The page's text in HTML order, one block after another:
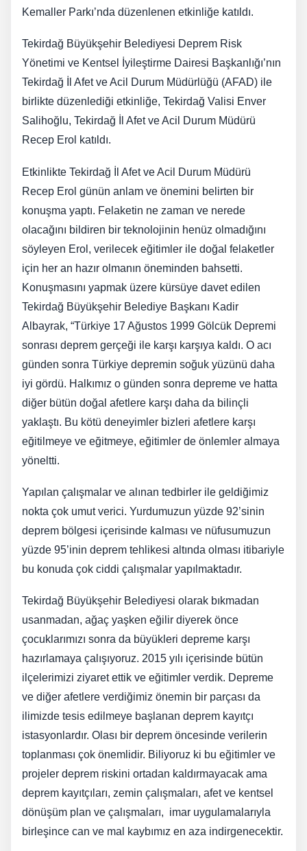
Kemaller Parkı’nda düzenlenen etkinliğe katıldı.
Tekirdağ Büyükşehir Belediyesi Deprem Risk
Yönetimi ve Kentsel İyileştirme Dairesi Başkanlığı’nın
Tekirdağ İl Afet ve Acil Durum Müdürlüğü (AFAD) ile
birlikte düzenlediği etkinliğe, Tekirdağ Valisi Enver
Salihoğlu, Tekirdağ İl Afet ve Acil Durum Müdürü
Recep Erol katıldı.
Etkinlikte Tekirdağ İl Afet ve Acil Durum Müdürü
Recep Erol günün anlam ve önemini belirten bir
konuşma yaptı. Felaketin ne zaman ve nerede
olacağını bildiren bir teknolojinin henüz olmadığını
söyleyen Erol, verilecek eğitimler ile doğal felaketler
için her an hazır olmanın öneminden bahsetti.
Konuşmasını yapmak üzere kürsüye davet edilen
Tekirdağ Büyükşehir Belediye Başkanı Kadir
Albayrak, “Türkiye 17 Ağustos 1999 Gölcük Depremi
sonrası deprem gerçeği ile karşı karşıya kaldı. O acı
günden sonra Türkiye depremin soğuk yüzünü daha
iyi gördü. Halkımız o günden sonra depreme ve hatta
diğer bütün doğal afetlere karşı daha da bilinçli
yaklaştı. Bu kötü deneyimler bizleri afetlere karşı
eğitilmeye ve eğitmeye, eğitimler de önlemler almaya
yöneltti.
Yapılan çalışmalar ve alınan tedbirler ile geldiğimiz
nokta çok umut verici. Yurdumuzun yüzde 92’sinin
deprem bölgesi içerisinde kalması ve nüfusumuzun
yüzde 95’inin deprem tehlikesi altında olması itibariyle
bu konuda çok ciddi çalışmalar yapılmaktadır.
Tekirdağ Büyükşehir Belediyesi olarak bıkmadan
usanmadan, ağaç yaşken eğilir diyerek önce
çocuklarımızı sonra da büyükleri depreme karşı
hazırlamaya çalışıyoruz. 2015 yılı içerisinde bütün
ilçelerimizi ziyaret ettik ve eğitimler verdik. Depreme
ve diğer afetlere verdiğimiz önemin bir parçası da
ilimizde tesis edilmeye başlanan deprem kayıtçı
istasyonlardır. Olası bir deprem öncesinde verilerin
toplanması çok önemlidir. Biliyoruz ki bu eğitimler ve
projeler deprem riskini ortadan kaldırmayacak ama
deprem kayıtçıları, zemin çalışmaları, afet ve kentsel
dönüşüm plan ve çalışmaları, imar uygulamalarıyla
birleşince can ve mal kaybımız en aza indirgenecektir.